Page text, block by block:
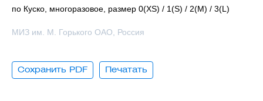
по Куско, многоразовое, размер 0(XS) / 1(S) / 2(M) / 3(L)
МИЗ им. М. Горького ОАО, Россия
Сохранить PDF Печатать